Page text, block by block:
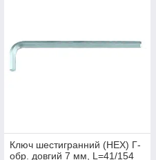
Ключ шестигранний (HEX) Г-
обр. довгий 7 мм, L=41/154